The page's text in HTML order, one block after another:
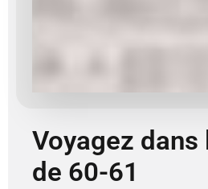
Voyagez dans
de 60-61